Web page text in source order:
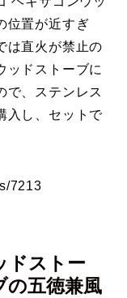
位置が近すぎ
は直火が禁止の
ッドストーブに
で、ステンレス
入し、セットで
7213
ドストー
の五徳兼風